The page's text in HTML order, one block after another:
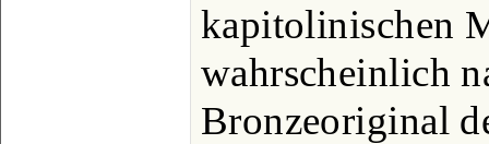
kapitolinischen
wahrscheinlich
Bronzeoriginal